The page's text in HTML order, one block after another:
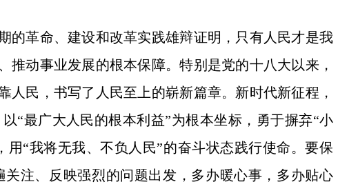
革命、建设和改革实践雄辩证明，只有人民才是我
动事业发展的根本保障。特别是党的十八大以来，
民，书写了人民至上的崭新篇章。新时代新征程，
“最广大人民的根本利益”为根本坐标，勇于摒弃“小
“我将无我、不负人民”的奋斗状态践行使命。要保
注、反映强烈的问题出发，多办暖心事，多办贴心